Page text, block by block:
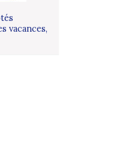
vacances,